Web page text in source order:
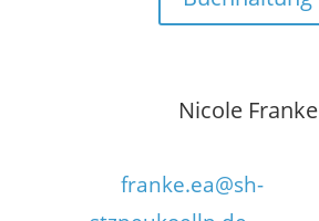
Nicole Franke
franke.ea@sh-